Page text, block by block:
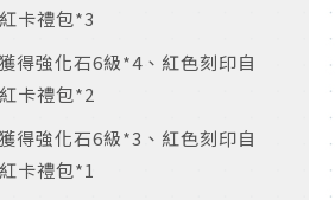
卡禮包*3
得強化石6級*4、紅色刻印自
卡禮包*2
得強化石6級*3、紅色刻印自
卡禮包*1